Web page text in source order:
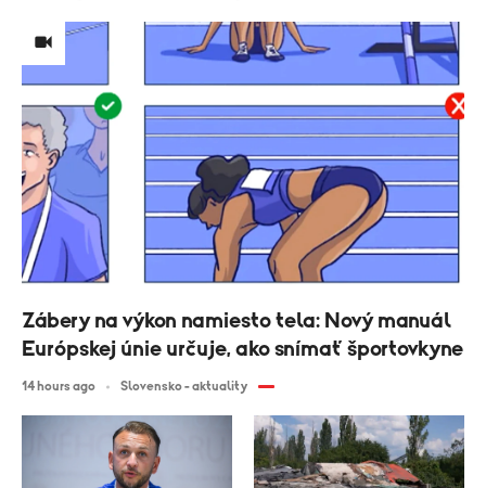
Zábery na výkon namiesto tela: Nový manuál
Európskej únie určuje, ako snímať športovkyne
14 hours ago Slovensko - aktuality